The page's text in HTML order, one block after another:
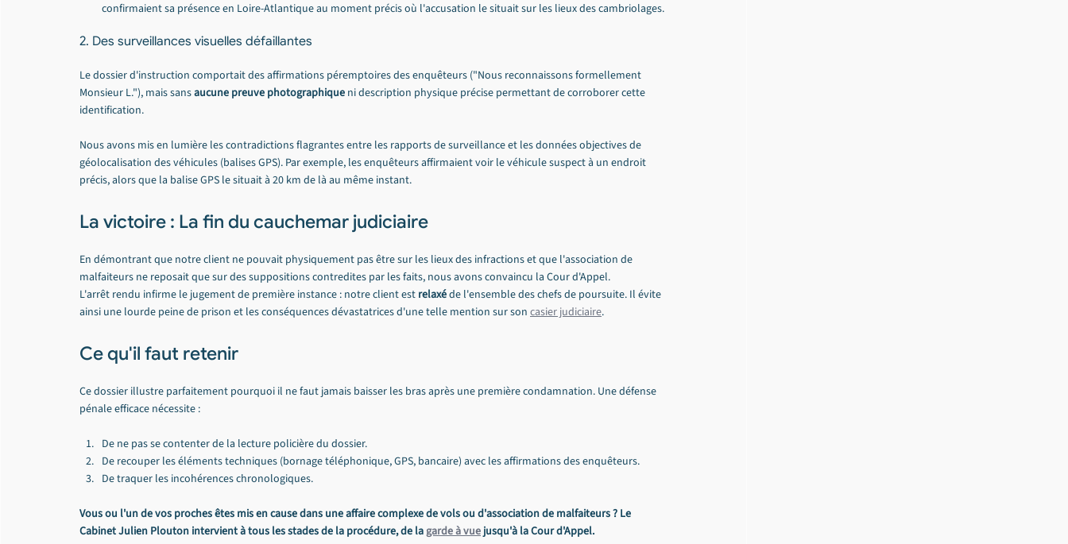
confirmaient sa présence en Loire-Atlantique au moment précis où l'accusation le situait sur les lieux des cambriolages.
2. Des surveillances visuelles défaillantes
Le dossier d'instruction comportait des affirmations péremptoires des enquêteurs ("Nous reconnaissons formellement
Monsieur L."), mais sans aucune preuve photographique ni description physique précise permettant de corroborer cette
identification.
Nous avons mis en lumière les contradictions flagrantes entre les rapports de surveillance et les données objectives de
géolocalisation des véhicules (balises GPS). Par exemple, les enquêteurs affirmaient voir le véhicule suspect à un endroit
précis, alors que la balise GPS le situait à 20 km de là au même instant.
La victoire : La fin du cauchemar judiciaire
En démontrant que notre client ne pouvait physiquement pas être sur les lieux des infractions et que l'association de
malfaiteurs ne reposait que sur des suppositions contredites par les faits, nous avons convaincu la Cour d'Appel.
L'arrêt rendu infirme le jugement de première instance : notre client est relaxé de l'ensemble des chefs de poursuite. Il évite
ainsi une lourde peine de prison et les conséquences dévastatrices d'une telle mention sur son casier judiciaire.
Ce qu'il faut retenir
Ce dossier illustre parfaitement pourquoi il ne faut jamais baisser les bras après une première condamnation. Une défense
pénale efficace nécessite :
De ne pas se contenter de la lecture policière du dossier.
De recouper les éléments techniques (bornage téléphonique, GPS, bancaire) avec les affirmations des enquêteurs.
De traquer les incohérences chronologiques.
Vous ou l'un de vos proches êtes mis en cause dans une affaire complexe de vols ou d'association de malfaiteurs ? Le
Cabinet Julien Plouton intervient à tous les stades de la procédure, de la garde à vue jusqu'à la Cour d'Appel.